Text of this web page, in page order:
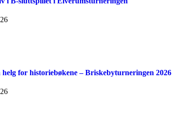
helg for historiebøkene – Briskebyturneringen 2026